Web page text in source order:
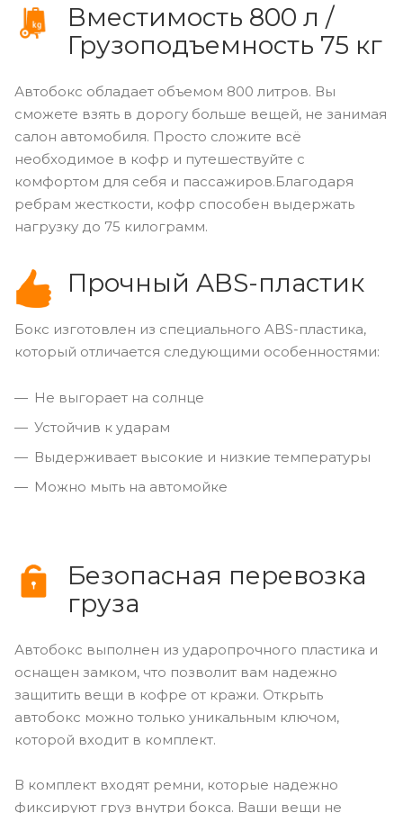
Вместимость 800 л /
Грузоподъемность 75 кг
Автобокс обладает объемом 800 литров. Вы
сможете взять в дорогу больше вещей, не занимая
салон автомобиля. Просто сложите всё
необходимое в кофр и путешествуйте с
комфортом для себя и пассажиров.Благодаря
ребрам жесткости, кофр способен выдержать
нагрузку до 75 килограмм.
Прочный ABS-пластик
Бокс изготовлен из специального ABS-пластика,
который отличается следующими особенностями:
Не выгорает на солнце
Устойчив к ударам
Выдерживает высокие и низкие температуры
Можно мыть на автомойке
Безопасная перевозка
груза
Автобокс выполнен из ударопрочного пластика и
оснащен замком, что позволит вам надежно
защитить вещи в кофре от кражи. Открыть
автобокс можно только уникальным ключом,
которой входит в комплект.
В комплект входят ремни, которые надежно
фиксируют груз внутри бокса. Ваши вещи не